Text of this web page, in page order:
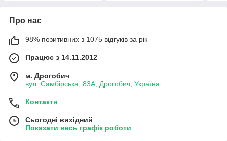
Про нас
98% позитивних з 1075 відгуків за рік
Працює з 14.11.2012
м. Дрогобич
вул. Самбірська, 83А, Дрогобич, Україна
Контакти
Сьогодні вихідний
Показати весь графік роботи